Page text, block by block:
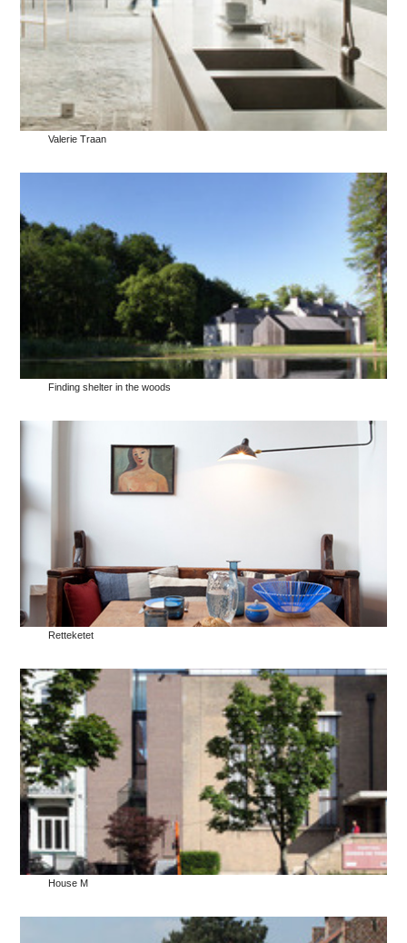
Valerie Traan
Finding shelter in the woods
Retteketet
House M